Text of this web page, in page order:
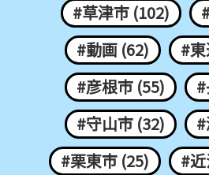
#草津市 (102)
#動画 (62)
#
#彦根市 (55)
#守山市 (32)
#栗東市 (25)
#